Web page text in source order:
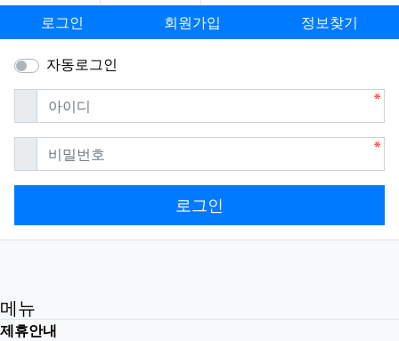
로그인
회원가입 정보찾기
자동로그인
아이디필수
비밀번호필수
로그인
메뉴
제휴안내